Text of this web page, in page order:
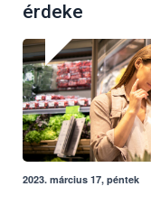
érdeke
2023. március 17, péntek